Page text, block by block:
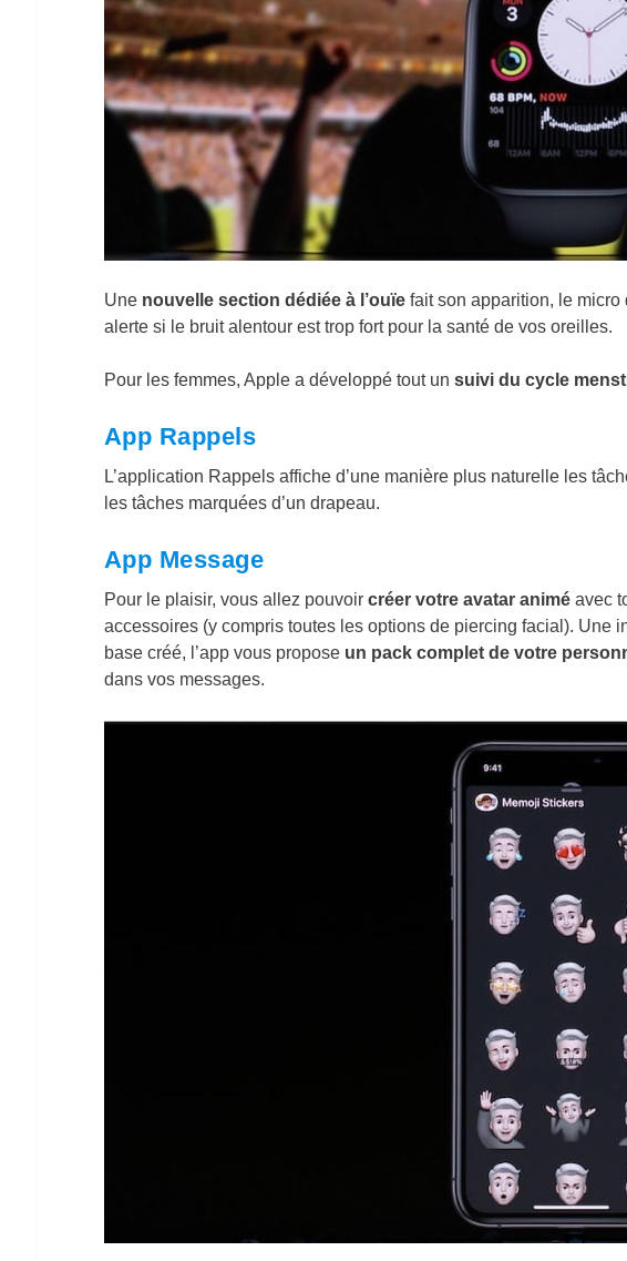
Une nouvelle section dédiée à l’ouïefait son apparition, le micro
alerte si le bruit alentour est trop fort pour la santé de vos oreilles.
Pour les femmes, Apple a développé tout un suivi du cycle
App Rappels
L’application Rappels affiche d’une manière plus naturelle les
les tâches marquées d’un drapeau.
App Message
Pour le plaisir, vous allez pouvoir créer votre avatar animéavec
accessoires (y compris toutes les options de piercing facial). Une
base créé, l’app vous propose un pack complet de votre
dans vos messages.